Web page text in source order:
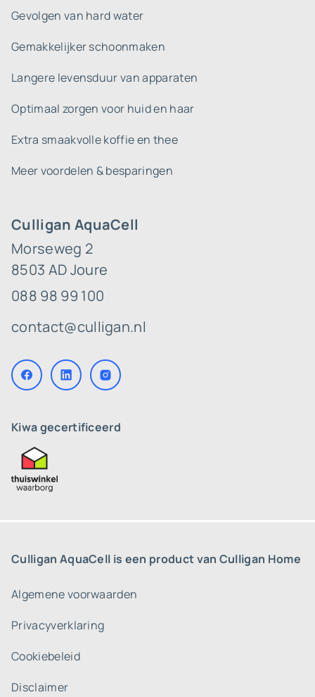
Culligan AquaCell
Morseweg 2
8503 AD Joure
088 98 99 100
contact@culligan.nl
Kiwa gecertificeerd
Gevolgen van hard water
Gemakkelijker schoonmaken
Langere levensduur van apparaten
Optimaal zorgen voor huid en haar
Extra smaakvolle koffie en thee
Meer voordelen & besparingen
Culligan AquaCell is een product van Culligan Home
Algemene voorwaarden
Privacyverklaring
Cookiebeleid
Disclaimer